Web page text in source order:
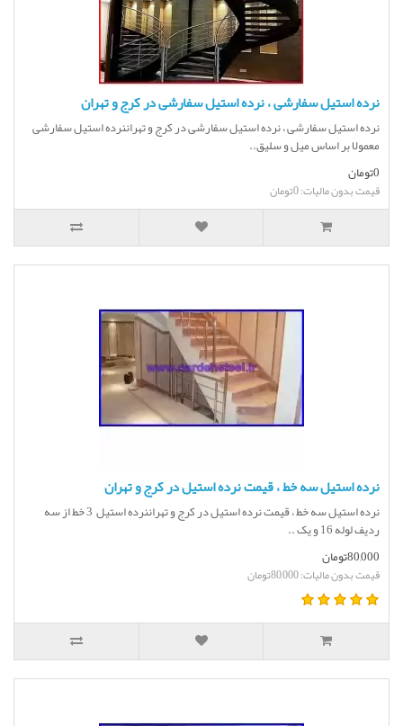
نرده استیل سفارشی ، نرده استیل سفارشی در کرج و تهران
نرده استیل سفارشی ، نرده استیل سفارشی در کرج و تهراننرده استیل سفارشی
معمولا بر اساس میل و سلیق..
0تومان
قیمت بدون مالیات: 0تومان
نرده استیل سه خط ، قیمت نرده استیل در کرج و تهران
نرده استیل سه خط ، قیمت نرده استیل در کرج و تهراننرده استیل 3 خط از سه
ردیف لوله 16 و یک ..
80,000تومان
قیمت بدون مالیات: 80,000تومان